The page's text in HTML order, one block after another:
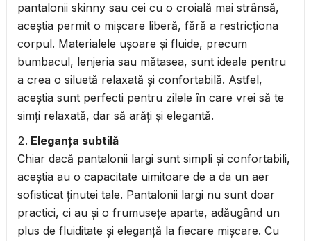
pantalonii skinny sau cei cu o croială mai strânsă,
aceștia permit o mișcare liberă, fără a restricționa
corpul. Materialele ușoare și fluide, precum
bumbacul, lenjeria sau mătasea, sunt ideale pentru
a crea o siluetă relaxată și confortabilă. Astfel,
aceștia sunt perfecti pentru zilele în care vrei să te
simți relaxată, dar să arăți și elegantă.
Eleganța subtilă
Chiar dacă pantalonii largi sunt simpli și confortabili,
aceștia au o capacitate uimitoare de a da un aer
sofisticat ținutei tale. Pantalonii largi nu sunt doar
practici, ci au și o frumusețe aparte, adăugând un
plus de fluiditate și eleganță la fiecare mișcare. Cu